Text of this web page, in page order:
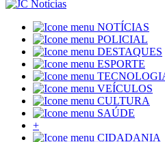
NOTÍCIAS
POLICIAL
DESTAQUES
ESPORTE
VEÍCULOS
CULTURA
SAÚDE
+
CIDADANIA